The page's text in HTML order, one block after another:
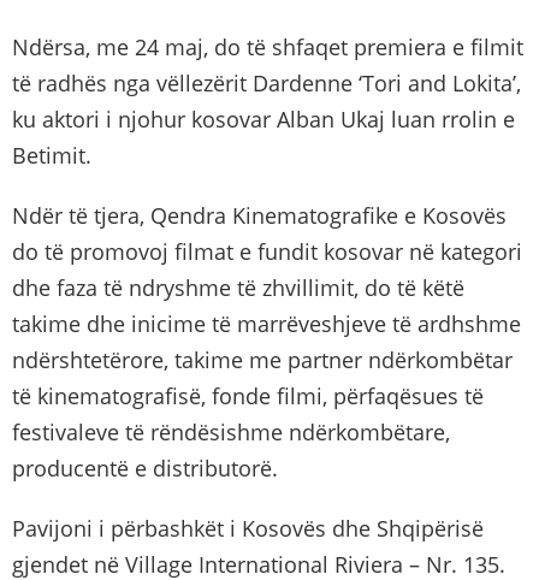
Ndërsa, me 24 maj, do të shfaqet premiera e filmit
të radhës nga vëllezërit Dardenne ‘Tori and Lokita’,
ku aktori i njohur kosovar Alban Ukaj luan rrolin e
Betimit.
Ndër të tjera, Qendra Kinematografike e Kosovës
do të promovoj filmat e fundit kosovar në kategori
dhe faza të ndryshme të zhvillimit, do të këtë
takime dhe inicime të marrëveshjeve të ardhshme
ndërshtetërore, takime me partner ndërkombëtar
të kinematografisë, fonde filmi, përfaqësues të
festivaleve të rëndësishme ndërkombëtare,
producentë e distributorë.
Pavijoni i përbashkët i Kosovës dhe Shqipërisë
gjendet në Village International Riviera – Nr. 135.